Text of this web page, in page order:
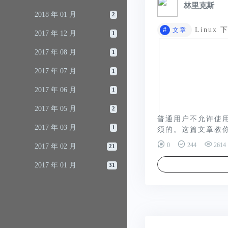
2018 年 01 月 2
2017 年 12 月 1
2017 年 08 月 1
2017 年 07 月 1
2017 年 06 月 1
2017 年 05 月 2
2017 年 03 月 1
2017 年 02 月 21
2017 年 01 月 31
林里克斯
# 文章 Linux
普通用户不允许使
须的。这篇文章教
0 244 2614